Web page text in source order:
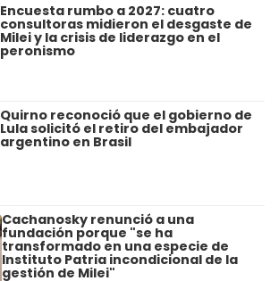
Encuesta rumbo a 2027: cuatro
consultoras midieron el desgaste de
Milei y la crisis de liderazgo en el
peronismo
Quirno reconoció que el gobierno de
Lula solicitó el retiro del embajador
argentino en Brasil
Cachanosky renunció a una
fundación porque "se ha
transformado en una especie de
Instituto Patria incondicional de la
gestión de Milei"